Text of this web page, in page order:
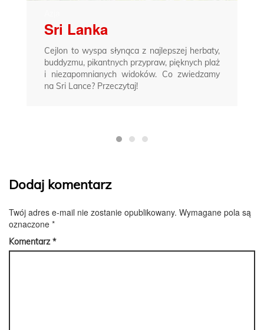
Sri Lanka
Cejlon to wyspa słynąca z najlepszej herbaty,
buddyzmu, pikantnych przypraw, pięknych plaż
i niezapomnianych widoków. Co zwiedzamy
na Sri Lance? Przeczytaj!
Dodaj komentarz
Twój adres e-mail nie zostanie opublikowany. Wymagane pola są
oznaczone *
Komentarz*